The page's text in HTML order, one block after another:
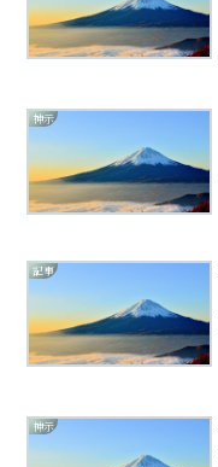
神示
記事
神示